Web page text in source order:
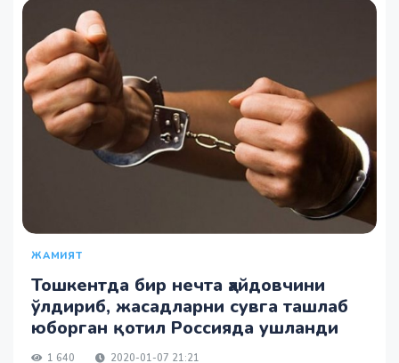
ЖАМИЯТ
Тошкентда бир нечта ҳайдовчини
ўлдириб, жасадларни сувга ташлаб
юборган қотил Россияда ушланди
1 640 2020-01-07 21:21